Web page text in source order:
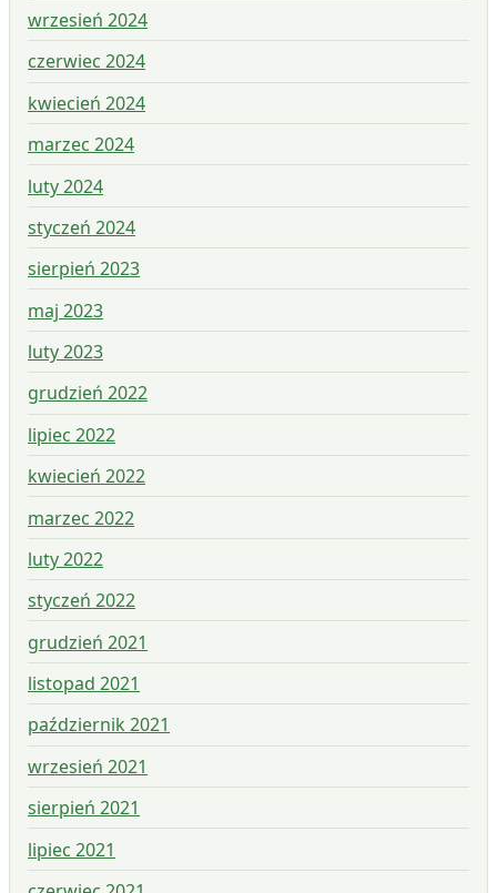
wrzesień 2024
czerwiec 2024
kwiecień 2024
marzec 2024
luty 2024
styczeń 2024
sierpień 2023
maj 2023
luty 2023
grudzień 2022
lipiec 2022
kwiecień 2022
marzec 2022
luty 2022
styczeń 2022
grudzień 2021
listopad 2021
październik 2021
wrzesień 2021
sierpień 2021
lipiec 2021